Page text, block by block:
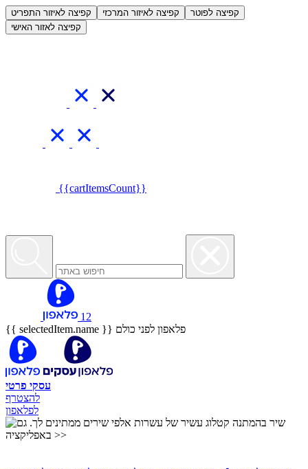
קפיצה לאיזור התפריט קפיצה לאיזור המרכזי
קפיצה לפוטר
קפיצה לאזור האישי
{{cartItemsCount}}
12
{{ selectedItem.name }} פלאפון לפני כולם
עסקי פרטי
להצטרף
לפלאפון